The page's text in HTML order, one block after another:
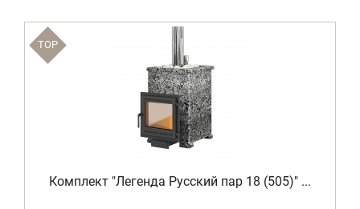
TOP
Комплект "Легенда Русский пар 18 (505)" ...